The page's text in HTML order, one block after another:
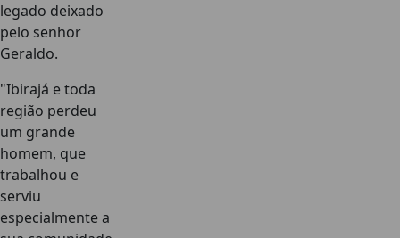
legado deixado
pelo senhor
Geraldo.
"Ibirajá e toda
região perdeu
um grande
homem, que
trabalhou e
serviu
especialmente a